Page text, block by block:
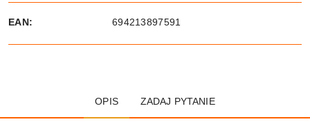
EAN: 694213897591
OPIS ZADAJ PYTANIE